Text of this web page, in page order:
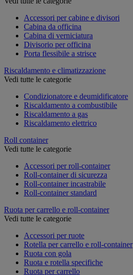
Accessori per cabine e divisori
Cabina da officina
Cabina di verniciatura
Divisorio per officina
Porta flessibile a strisce
Riscaldamento e climatizzazione
Vedi tutte le categorie
Condizionatore e deumidificatore
Riscaldamento a combustibile
Riscaldamento a gas
Riscaldamento elettrico
Roll container
Vedi tutte le categorie
Accessori per roll-container
Roll-container di sicurezza
Roll-container incastrabile
Roll-container standard
Ruota per carrello e roll-container
Vedi tutte le categorie
Accessori per ruote
Rotella per carrello e roll-container
Ruota con gola
Ruota e rotella specifiche
Ruota per carrello